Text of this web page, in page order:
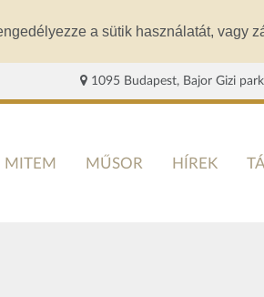
a sütik használatát, vagy
1095 Budapest, Bajor Gizi
MITEM MŰSOR HÍREK